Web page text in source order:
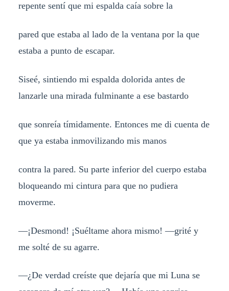
repente sentí que mi espalda caía sobre la
pared que estaba al lado de la ventana por la que
estaba a punto de escapar.
Siseé, sintiendo mi espalda dolorida antes de
lanzarle una mirada fulminante a ese bastardo
que sonreía tímidamente. Entonces me di cuenta de
que ya estaba inmovilizando mis manos
contra la pared. Su parte inferior del cuerpo estaba
bloqueando mi cintura para que no pudiera
moverme.
—¡Desmond! ¡Suéltame ahora mismo! —grité y
me solté de su agarre.
—¿De verdad creíste que dejaría que mi Luna se